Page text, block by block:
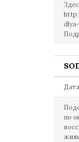
по